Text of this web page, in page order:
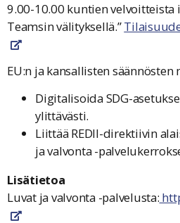
9.00-10.00 kuntien
Teamsin välityksellä.”
linkki avautuu uuteen ikkunaan
EU:n ja kansallisten
Digitalisoida SDG-
ylittävästi.
Liittää REDII-direktiivin
ja valvonta -
Lisätietoa
Luvat ja valvonta -palvelusta:
linkki avautuu uuteen ikkunaan